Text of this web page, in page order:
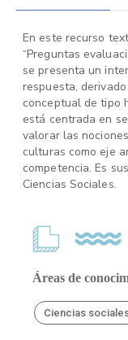
En este recurso
“Preguntas
se presenta un
respuesta,
conceptual de tipo
está centrada en
valorar las
culturas como eje
competencia. Es
Ciencias Sociales.
Áreas de
Ciencias